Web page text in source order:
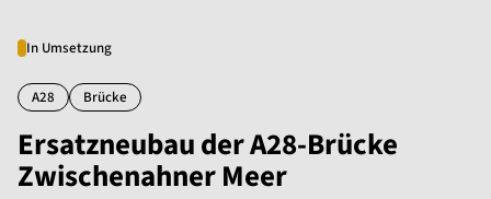
In Umsetzung
A28 Brücke
Ersatzneubau der A28-Brücke
Zwischenahner Meer